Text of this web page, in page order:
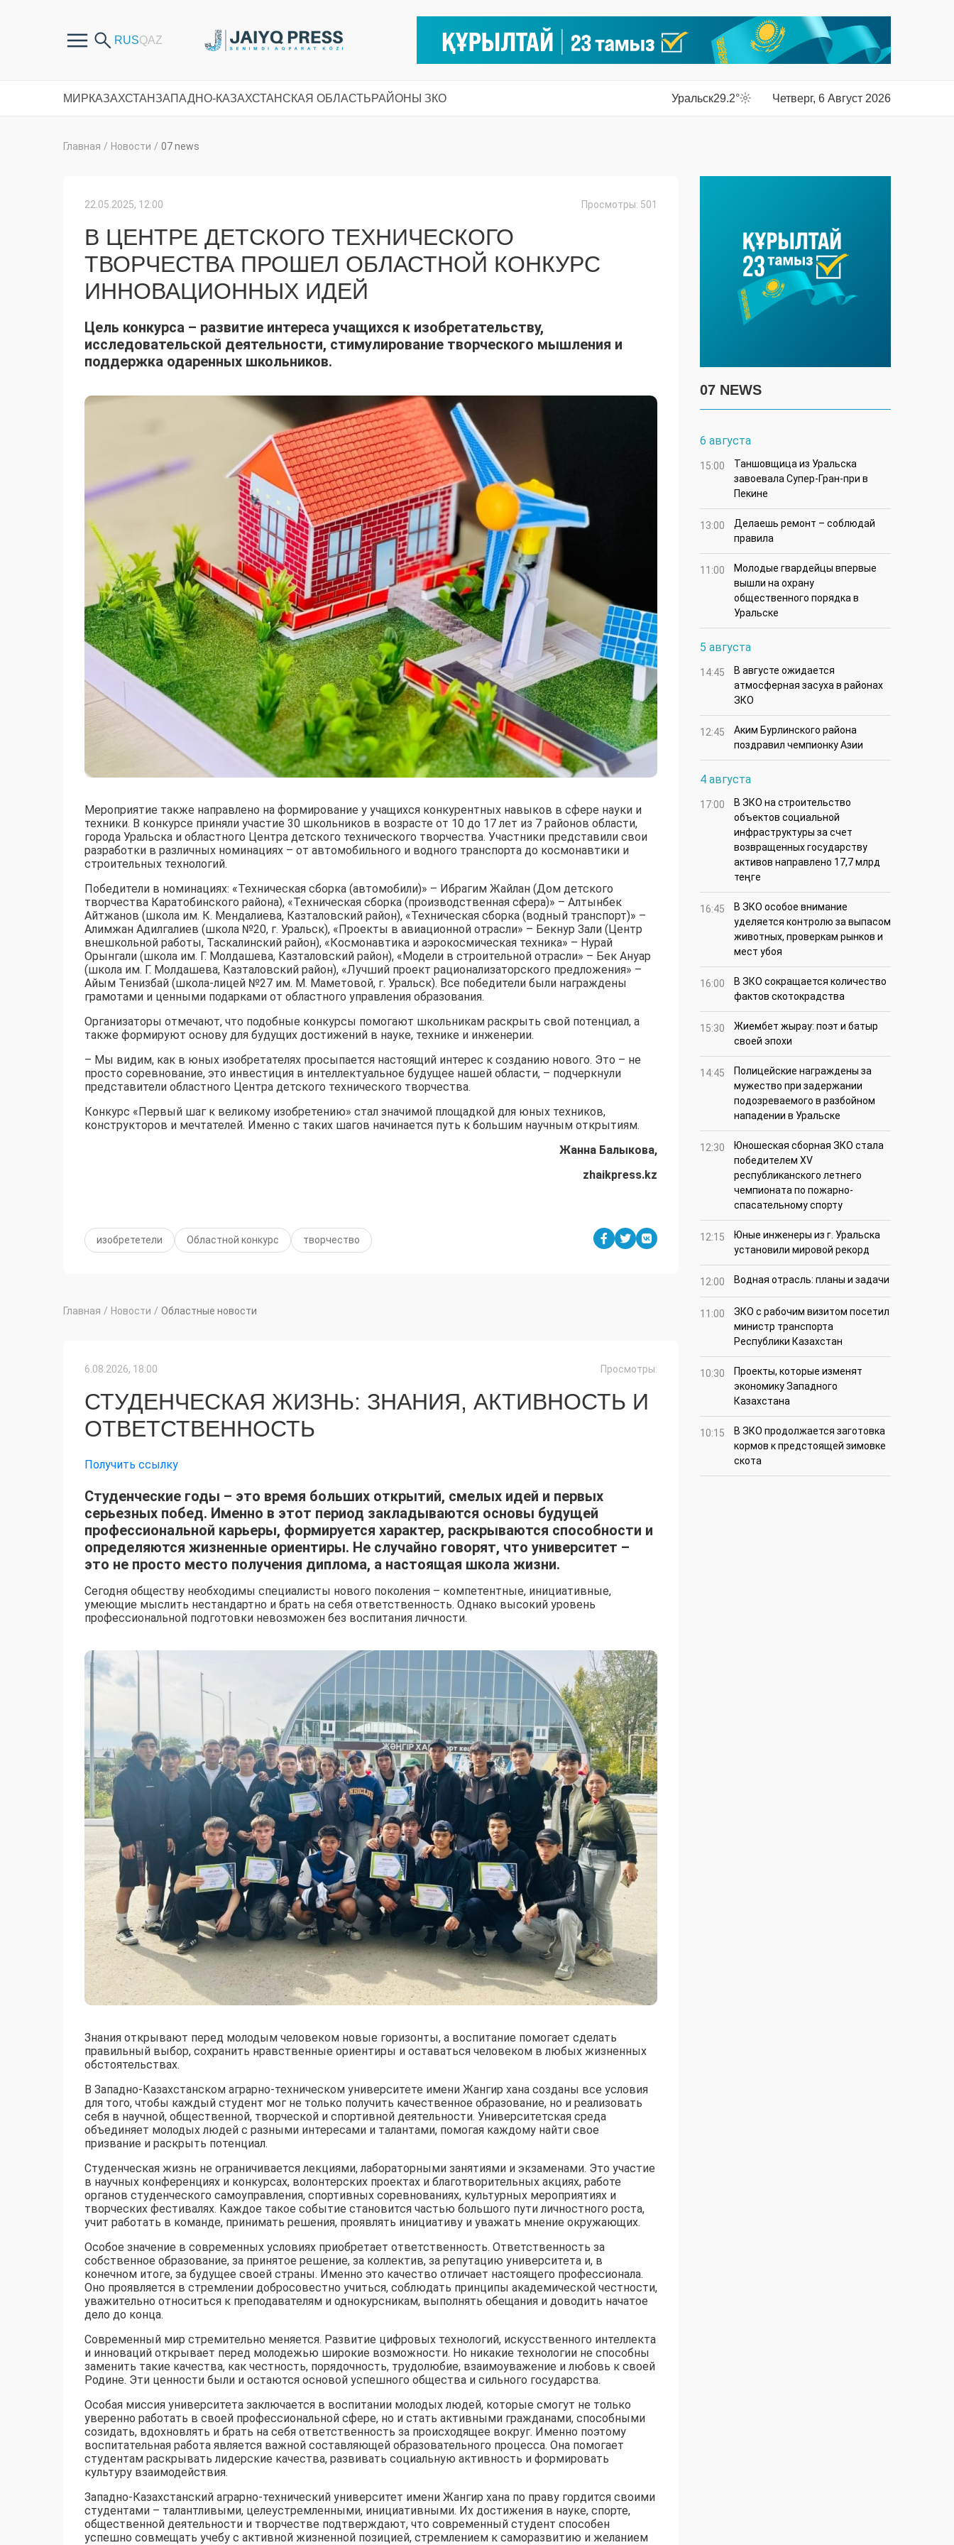
МИРКАЗАХСТАНЗАПАДНО-КАЗАХСТАНСКАЯ ОБЛАСТЬРАЙОНЫ ЗКО Уральск29.2° Четверг, 6 Август 2026
Главная / Новости / 07 news
22.05.2025, 12:00 Просмотры: 501
В ЦЕНТРЕ ДЕТСКОГО ТЕХНИЧЕСКОГО
ТВОРЧЕСТВА ПРОШЕЛ ОБЛАСТНОЙ КОНКУРС
ИННОВАЦИОННЫХ ИДЕЙ
Цель конкурса – развитие интереса учащихся к изобретательству,
исследовательской деятельности, стимулирование творческого мышления и
поддержка одаренных школьников.
Мероприятие также направлено на формирование у учащихся конкурентных навыков в сфере науки и
техники. В конкурсе приняли участие 30 школьников в возрасте от 10 до 17 лет из 7 районов области,
города Уральска и областного Центра детского технического творчества. Участники представили свои
разработки в различных номинациях – от автомобильного и водного транспорта до космонавтики и
строительных технологий.
Победители в номинациях: «Техническая сборка (автомобили)» – Ибрагим Жайлан (Дом детского
творчества Каратобинского района), «Техническая сборка (производственная сфера)» – Алтынбек
Айтжанов (школа им. К. Мендалиева, Казталовский район), «Техническая сборка (водный транспорт)» –
Алимжан Адилгалиев (школа №20, г. Уральск), «Проекты в авиационной отрасли» – Бекнур Зали (Центр
внешкольной работы, Таскалинский район), «Космонавтика и аэрокосмическая техника» – Нурай
Орынгали (школа им. Г. Молдашева, Казталовский район), «Модели в строительной отрасли» – Бек Ануар
(школа им. Г. Молдашева, Казталовский район), «Лучший проект рационализаторского предложения» –
Айым Тенизбай (школа-лицей №27 им. М. Маметовой, г. Уральск). Все победители были награждены
грамотами и ценными подарками от областного управления образования.
Организаторы отмечают, что подобные конкурсы помогают школьникам раскрыть свой потенциал, а
также формируют основу для будущих достижений в науке, технике и инженерии.
– Мы видим, как в юных изобретателях просыпается настоящий интерес к созданию нового. Это – не
просто соревнование, это инвестиция в интеллектуальное будущее нашей области, – подчеркнули
представители областного Центра детского технического творчества.
Конкурс «Первый шаг к великому изобретению» стал значимой площадкой для юных техников,
конструкторов и мечтателей. Именно с таких шагов начинается путь к большим научным открытиям.
Жанна Балыкова,
zhaikpress.kz
изобрететели Областной конкурс творчество
Главная / Новости / Областные новости
6.08.2026, 18:00 Просмотры:
СТУДЕНЧЕСКАЯ ЖИЗНЬ: ЗНАНИЯ, АКТИВНОСТЬ И
ОТВЕТСТВЕННОСТЬ
Получить ссылку
Студенческие годы – это время больших открытий, смелых идей и первых
серьезных побед. Именно в этот период закладываются основы будущей
профессиональной карьеры, формируется характер, раскрываются способности и
определяются жизненные ориентиры. Не случайно говорят, что университет –
это не просто место получения диплома, а настоящая школа жизни.
Сегодня обществу необходимы специалисты нового поколения – компетентные, инициативные,
умеющие мыслить нестандартно и брать на себя ответственность. Однако высокий уровень
профессиональной подготовки невозможен без воспитания личности.
Знания открывают перед молодым человеком новые горизонты, а воспитание помогает сделать
правильный выбор, сохранить нравственные ориентиры и оставаться человеком в любых жизненных
обстоятельствах.
В Западно-Казахстанском аграрно-техническом университете имени Жангир хана созданы все условия
для того, чтобы каждый студент мог не только получить качественное образование, но и реализовать
себя в научной, общественной, творческой и спортивной деятельности. Университетская среда
объединяет молодых людей с разными интересами и талантами, помогая каждому найти свое
призвание и раскрыть потенциал.
Студенческая жизнь не ограничивается лекциями, лабораторными занятиями и экзаменами. Это участие
в научных конференциях и конкурсах, волонтерских проектах и благотворительных акциях, работе
органов студенческого самоуправления, спортивных соревнованиях, культурных мероприятиях и
творческих фестивалях. Каждое такое событие становится частью большого пути личностного роста,
учит работать в команде, принимать решения, проявлять инициативу и уважать мнение окружающих.
Особое значение в современных условиях приобретает ответственность. Ответственность за
собственное образование, за принятое решение, за коллектив, за репутацию университета и, в
конечном итоге, за будущее своей страны. Именно это качество отличает настоящего профессионала.
Оно проявляется в стремлении добросовестно учиться, соблюдать принципы академической честности,
уважительно относиться к преподавателям и однокурсникам, выполнять обещания и доводить начатое
дело до конца.
Современный мир стремительно меняется. Развитие цифровых технологий, искусственного интеллекта
и инноваций открывает перед молодежью широкие возможности. Но никакие технологии не способны
заменить такие качества, как честность, порядочность, трудолюбие, взаимоуважение и любовь к своей
Родине. Эти ценности были и остаются основой успешного общества и сильного государства.
Особая миссия университета заключается в воспитании молодых людей, которые смогут не только
уверенно работать в своей профессиональной сфере, но и стать активными гражданами, способными
созидать, вдохновлять и брать на себя ответственность за происходящее вокруг. Именно поэтому
воспитательная работа является важной составляющей образовательного процесса. Она помогает
студентам раскрывать лидерские качества, развивать социальную активность и формировать
культуру взаимодействия.
Западно-Казахстанский аграрно-технический университет имени Жангир хана по праву гордится своими
студентами – талантливыми, целеустремленными, инициативными. Их достижения в науке, спорте,
общественной деятельности и творчестве подтверждают, что современный студент способен
успешно совмещать учебу с активной жизненной позицией, стремлением к саморазвитию и желанием
07 NEWS
6 августа
15:00
Таншовщица из Уральска
завоевала Супер-Гран-при в
Пекине
13:00
Делаешь ремонт – соблюдай
правила
11:00
Молодые гвардейцы впервые
вышли на охрану
общественного порядка в
Уральске
5 августа
14:45
В августе ожидается
атмосферная засуха в районах
ЗКО
12:45
Аким Бурлинского района
поздравил чемпионку Азии
4 августа
17:00
В ЗКО на строительство
объектов социальной
инфраструктуры за счет
возвращенных государству
активов направлено 17,7 млрд
теңге
16:45
В ЗКО особое внимание
уделяется контролю за выпасом
животных, проверкам рынков и
мест убоя
16:00
В ЗКО сокращается количество
фактов скотокрадства
15:30
Жиембет жырау: поэт и батыр
своей эпохи
14:45
Полицейские награждены за
мужество при задержании
подозреваемого в разбойном
нападении в Уральске
12:30
Юношеская сборная ЗКО стала
победителем XV
республиканского летнего
чемпионата по пожарно-
спасательному спорту
12:15
Юные инженеры из г. Уральска
установили мировой рекорд
12:00 Водная отрасль: планы и задачи
11:00
ЗКО с рабочим визитом посетил
министр транспорта
Республики Казахстан
10:30
Проекты, которые изменят
экономику Западного
Казахстана
10:15
В ЗКО продолжается заготовка
кормов к предстоящей зимовке
скота